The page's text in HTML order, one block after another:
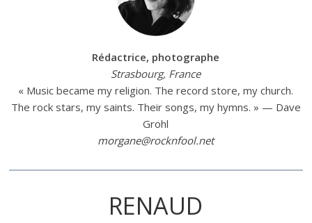
Rédactrice, photographe
Strasbourg, France
« Music became my religion. The record store, my church.
The rock stars, my saints. Their songs, my hymns. » — Dave
Grohl
morgane@rocknfool.net
RENAUD